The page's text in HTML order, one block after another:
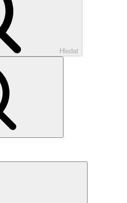
Hledat